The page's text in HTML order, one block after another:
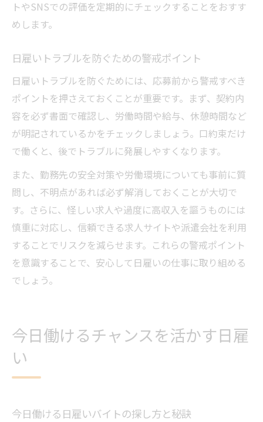
トやSNSでの評価を定期的にチェックすることをおすす
めします。
日雇いトラブルを防ぐための警戒ポイント
日雇いトラブルを防ぐためには、応募前から警戒すべき
ポイントを押さえておくことが重要です。まず、契約内
容を必ず書面で確認し、労働時間や給与、休憩時間など
が明記されているかをチェックしましょう。口約束だけ
で働くと、後でトラブルに発展しやすくなります。
また、勤務先の安全対策や労働環境についても事前に質
問し、不明点があれば必ず解消しておくことが大切で
す。さらに、怪しい求人や過度に高収入を謳うものには
慎重に対応し、信頼できる求人サイトや派遣会社を利用
することでリスクを減らせます。これらの警戒ポイント
を意識することで、安心して日雇いの仕事に取り組める
でしょう。
今日働けるチャンスを活かす日雇
い
今日働ける日雇いバイトの探し方と秘訣